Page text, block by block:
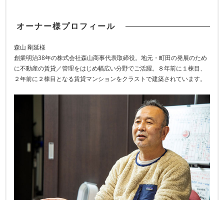
オーナー様プロフィール
森山 剛延様
創業明治38年の株式会社森山商事代表取締役。地元・町田の発展のため
に不動産の賃貸／管理をはじめ幅広い分野でご活躍。８年前に１棟目、
２年前に２棟目となる賃貸マンションをクラストで建築されています。